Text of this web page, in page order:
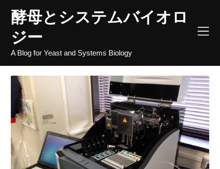
content
酵母とシステムバイオロ
ジー
A Blog for Yeast and Systems Biology